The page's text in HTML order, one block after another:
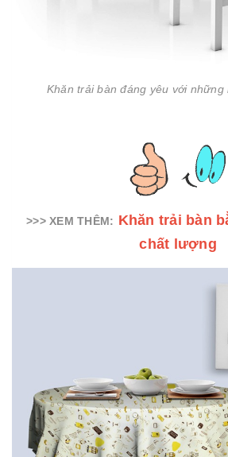
Khăn trải bàn đáng yêu với
>>> XEM THÊM: Khăn trải bàn
chất lượng